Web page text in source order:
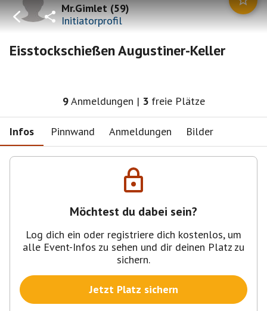
Mr.Gimlet(59)
Initiatorprofil
Eisstockschießen Augustiner-Keller
9Anmeldungen | 3 freie Plätze
Infos Pinnwand Anmeldungen Bilder
Möchtest du dabei sein?
Log dich ein oder registriere dich kostenlos, um
alle Event-Infos zu sehen und dir deinen Platz zu
sichern.
Jetzt Platz sichern